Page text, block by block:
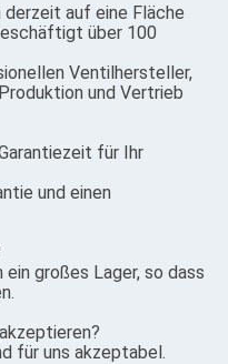
auf eine Fläche
über 100
Ventilhersteller,
und Vertrieb
für Ihr
und einen
ein großes Lager, so dass
für uns akzeptabel.